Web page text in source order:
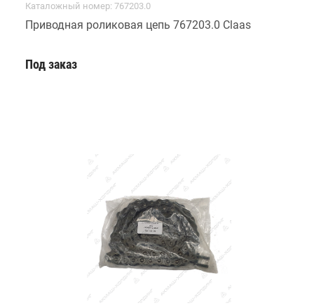
Каталожный номер: 767203.0
Приводная роликовая цепь 767203.0 Claas
Под заказ